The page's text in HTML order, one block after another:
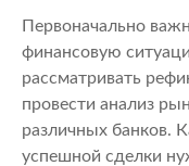
Первоначально
финансовую
рассматривать
провести анализ
различных банков.
успешной сделки